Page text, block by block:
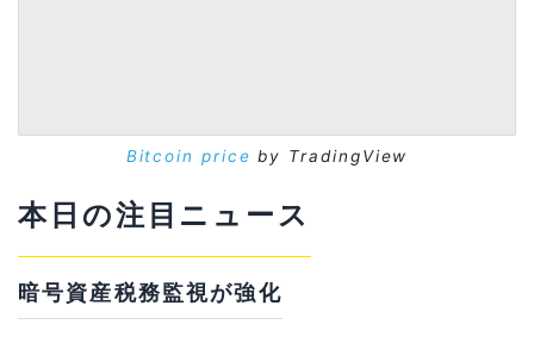
Bitcoin price by TradingView
本日の注目ニュース
暗号資産税務監視が強化